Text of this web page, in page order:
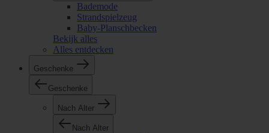
Bademode
Strandspielzeug
Baby-Planschbecken
Bekijk alles
Alles entdecken
Geschenke
Geschenke
Nach Alter
Nach Alter